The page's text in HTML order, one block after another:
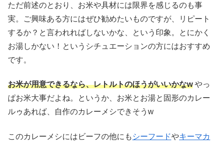
ただ前述のとおり、お米や具材には限界を感じるのも事
実。ご興味ある方にはぜひ勧めたいものですが、リピート
するか？と言われればしないかな、という印象。とにかく
お湯しかない！というシチュエーションの方にはおすすめ
です。
お米が用意できるなら、レトルトのほうがいいかなwやっ
ぱお米大事だよね。というか、お米とお湯と固形のカレー
ルゥあれば、自作のカレーメシできそうw
このカレーメシにはビーフの他にも シーフードやキーマカ